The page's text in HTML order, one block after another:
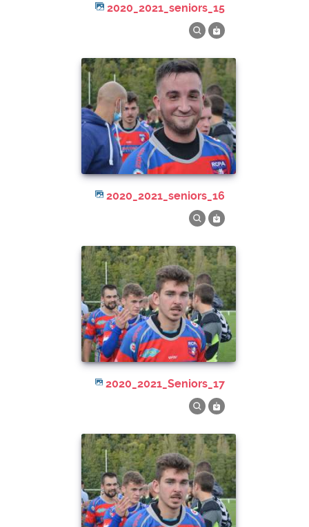
2020_2021_seniors_15
2020_2021_seniors_16
2020_2021_Seniors_17